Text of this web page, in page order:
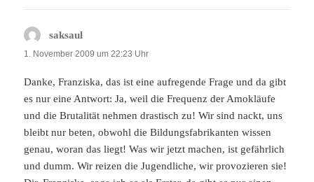
saksaul
1. November 2009 um 22:23 Uhr
Danke, Franziska, das ist eine aufregende Frage und da gibt
es nur eine Antwort: Ja, weil die Frequenz der Amokläufe
und die Brutalität nehmen drastisch zu! Wir sind nackt, uns
bleibt nur beten, obwohl die Bildungsfabrikanten wissen
genau, woran das liegt! Was wir jetzt machen, ist gefährlich
und dumm. Wir reizen die Jugendliche, wir provozieren sie!